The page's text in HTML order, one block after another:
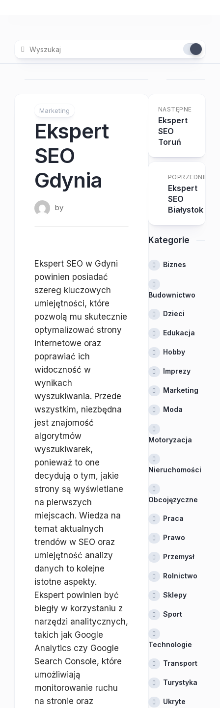
Marketing
Ekspert
SEO
Gdynia
by
Ekspert SEO w Gdyni
powinien posiadać
szereg kluczowych
umiejętności, które
pozwolą mu skutecznie
optymalizować strony
internetowe oraz
poprawiać ich
widoczność w
wynikach
wyszukiwania. Przede
wszystkim, niezbędna
jest znajomość
algorytmów
wyszukiwarek,
ponieważ to one
decydują o tym, jakie
strony są wyświetlane
na pierwszych
miejscach. Wiedza na
temat aktualnych
trendów w SEO oraz
umiejętność analizy
danych to kolejne
istotne aspekty.
Ekspert powinien być
biegły w korzystaniu z
narzędzi analitycznych,
takich jak Google
Analytics czy Google
Search Console, które
umożliwiają
monitorowanie ruchu
na stronie oraz
NASTĘPNE
Ekspert
SEO
Toruń
POPRZEDNIE
Ekspert
SEO
Białystok
Kategorie
Biznes
Budownictwo
Dzieci
Edukacja
Hobby
Imprezy
Marketing
Moda
Motoryzacja
Nieruchomości
Obcojęzyczne
Praca
Prawo
Przemysł
Rolnictwo
Sklepy
Sport
Technologie
Transport
Turystyka
Ukryte